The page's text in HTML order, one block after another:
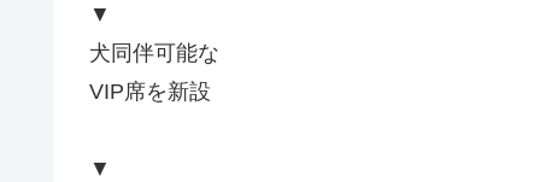
▼
犬同伴可能な
VIP席を新設
▼